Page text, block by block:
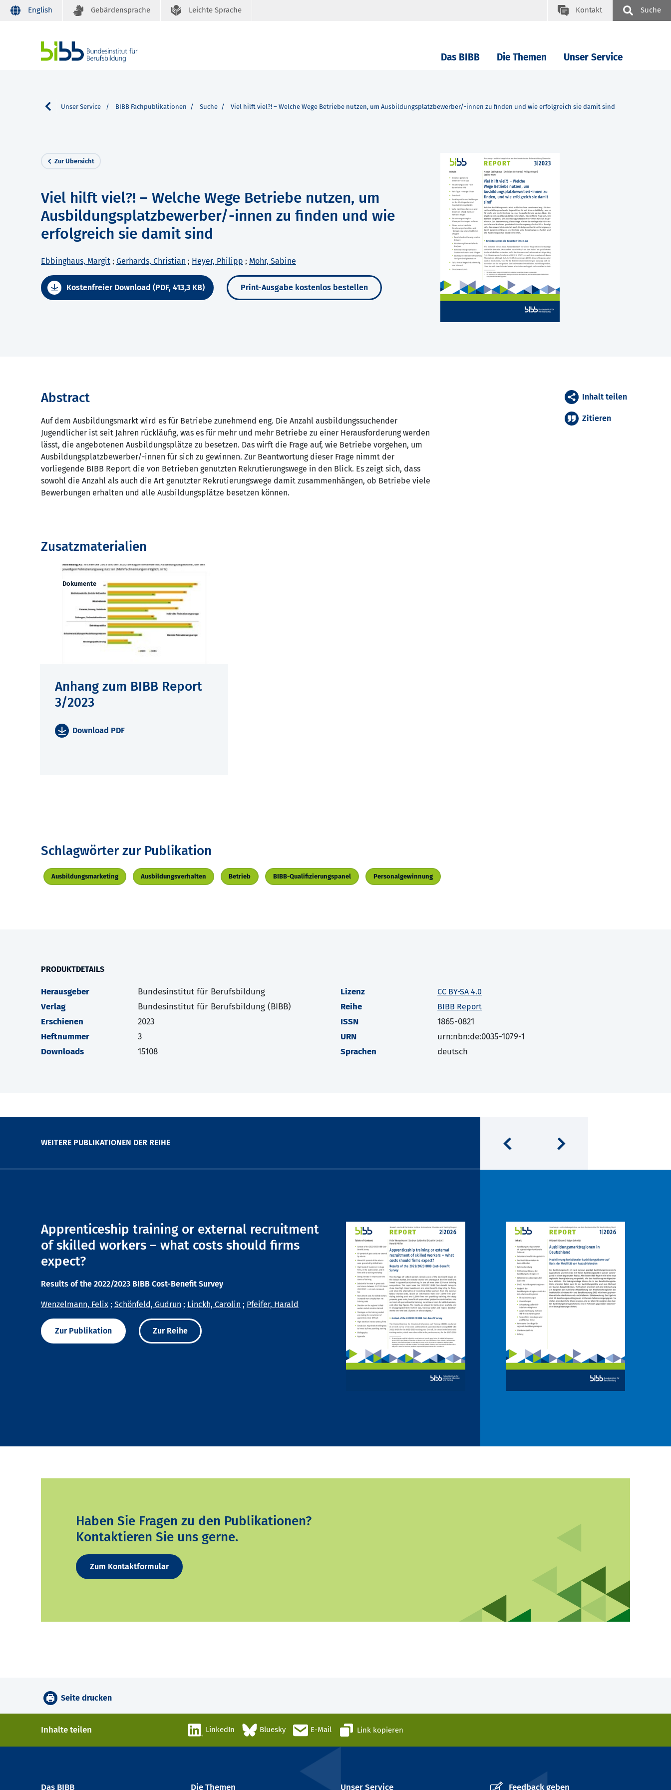
English Gebärdensprache Leichte Sprache Kontakt Suche
Das BIBB Die Themen Unser Service
Unser Service BIBB Fachpublikationen Suche Viel hilft viel?! – Welche Wege Betriebe nutzen, um Ausbildungsplatzbewerber/-innen zu finden und wie erfolgreich sie damit sind
Zur Übersicht
Viel hilft viel?! – Welche Wege Betriebe nutzen, um
Ausbildungsplatzbewerber/-innen zu finden und wie
erfolgreich sie damit sind
Ebbinghaus, Margit ; Gerhards, Christian ; Heyer, Philipp ; Mohr, Sabine
Kostenfreier Download (PDF, 413,3 KB) Print-Ausgabe kostenlos bestellen
Abstract
Auf dem Ausbildungsmarkt wird es für Betriebe zunehmend eng. Die Anzahl ausbildungssuchender
Jugendlicher ist seit Jahren rückläufig, was es für mehr und mehr Betriebe zu einer Herausforderung werden
lässt, die angebotenen Ausbildungsplätze zu besetzen. Das wirft die Frage auf, wie Betriebe vorgehen, um
Ausbildungsplatzbewerber/-innen für sich zu gewinnen. Zur Beantwortung dieser Frage nimmt der
vorliegende BIBB Report die von Betrieben genutzten Rekrutierungswege in den Blick. Es zeigt sich, dass
sowohl die Anzahl als auch die Art genutzter Rekrutierungswege damit zusammenhängen, ob Betriebe viele
Bewerbungen erhalten und alle Ausbildungsplätze besetzen können.
Inhalt teilen
Zitieren
Zusatzmaterialien
Dokumente
Anhang zum BIBB Report
3/2023
Download PDF
Schlagwörter zur Publikation
Ausbildungsmarketing Ausbildungsverhalten Betrieb BIBB-Qualifizierungspanel Personalgewinnung
PRODUKTDETAILS
Herausgeber
Bundesinstitut für Berufsbildung
Verlag
Bundesinstitut für Berufsbildung (BIBB)
Erschienen
2023
Heftnummer
3
Downloads
15108
Lizenz CC BY-SA 4.0
Reihe BIBB Report
ISSN
1865-0821
URN
urn:nbn:de:0035-1079-1
Sprachen
deutsch
WEITERE PUBLIKATIONEN DER REIHE
Apprenticeship training or external recruitment
of skilled workers – what costs should firms
expect?
Results of the 2022/2023 BIBB Cost-Benefit Survey
Wenzelmann, Felix ; Schönfeld, Gudrun ; Linckh, Carolin ; Pfeifer, Harald
Zur Publikation Zur Reihe
Haben Sie Fragen zu den Publikationen?
Kontaktieren Sie uns gerne.
Zum Kontaktformular
Seite drucken
Inhalte teilen LinkedIn Bluesky E-Mail Link kopieren
Das BIBB Die Themen Unser Service Feedback geben